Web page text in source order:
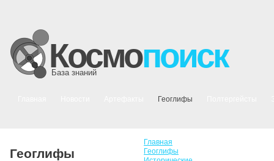
Космопоиск
База знаний
Геоглифы
Геоглифы
Главная
Геоглифы